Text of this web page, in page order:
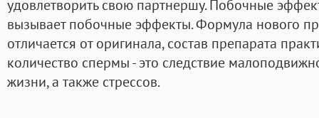
удовлетворить свою партнершу. Побочные
вызывает побочные эффекты. Формула нового
отличается от оригинала, состав препарата
количество спермы - это следствие
жизни, а также стрессов.